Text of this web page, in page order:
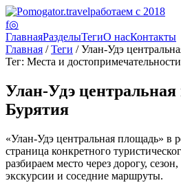
работаем с 2018
f◎
ГлавнаяРазделыТегиО насКонтакты
Главная /Теги / Улан-Удэ
Тег: Места и достопримечательности
Улан-Удэ
Бурятия
«Улан-Удэ центральная площадь» в
страница конкретного
разбираем место через дорогу,
экскурсии и соседние маршруты.